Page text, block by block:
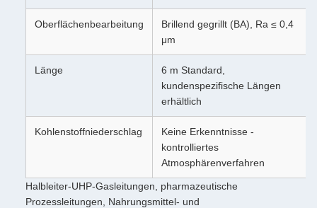
Oberflächenbearbeitung
Brillend gegrillt (BA), Ra ≤ 0,4
μm
Länge
6 m Standard,
kundenspezifische Längen
erhältlich
Kohlenstoffniederschlag
Keine Erkenntnisse -
kontrolliertes
Atmosphärenverfahren
Halbleiter-UHP-Gasleitungen, pharmazeutische
Prozessleitungen, Nahrungsmittel- und